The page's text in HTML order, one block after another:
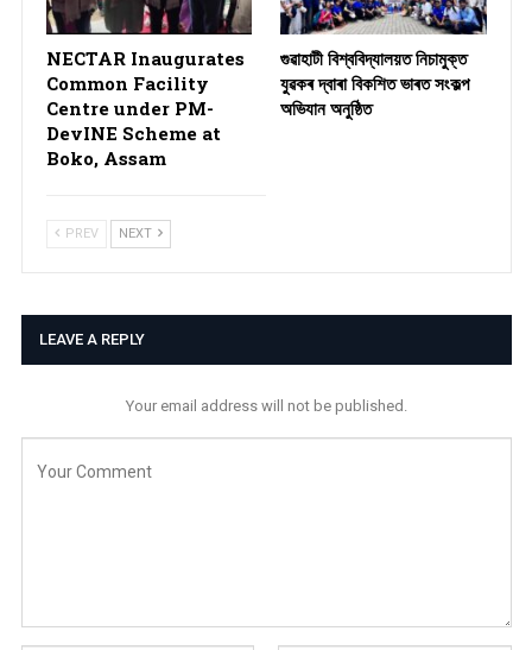
NECTAR Inaugurates
Common Facility
Centre under PM-
DevINE Scheme at
Boko, Assam
গুৱাহাটী বিশ্ববিদ্যালয়ত নিচামুক্ত
যুৱকৰ দ্বাৰা বিকশিত ভাৰত সংকল্প
অভিযান অনুষ্ঠিত
PREV NEXT
LEAVE A REPLY
Your email address will not be published.